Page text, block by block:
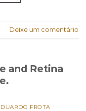
Deixe um comentário
and Retina
FROTA